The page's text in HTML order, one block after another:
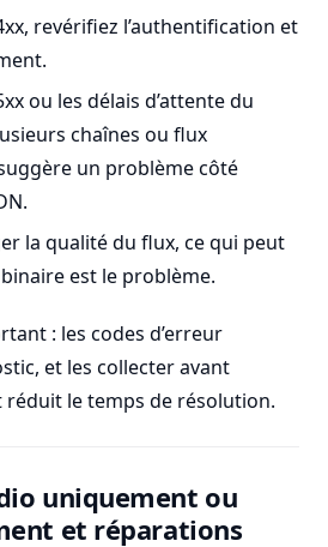
revérifiez l’authentification et
ou les délais d’attente du
chaînes ou flux
un problème côté
la qualité du flux, ce qui peut
est le problème.
: les codes d’erreur
et les collecter avant
réduit le temps de résolution.
uniquement ou
et réparations